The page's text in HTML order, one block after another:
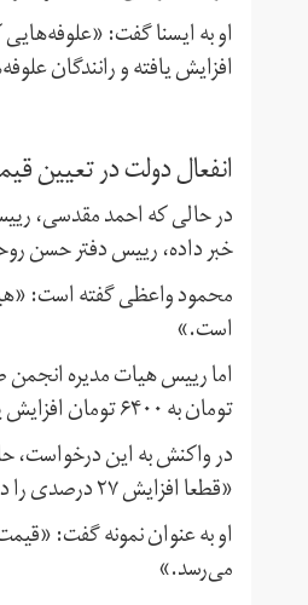
او به ایسنا گفت:
افزایش یافته و رانندگان
انفعال دولت در تعیین
خبر داده، رییس دفتر حسن
محمود واعظی گفته است:
است.»
تومان به ۶۴۰۰ تومان افزایش یابد.
«قطعا افزایش ۲۷ درصدی را در محصولات لبنی شاهد خواهیم بود.»
می‌رسد.»